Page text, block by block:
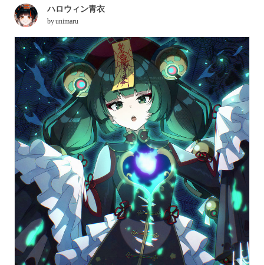
ハロウィン青衣
byunimaru